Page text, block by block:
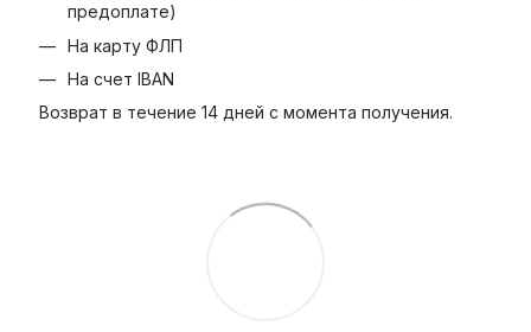
предоплате)
На карту ФЛП
На счет IBAN
Возврат в течение 14 дней с момента получения.